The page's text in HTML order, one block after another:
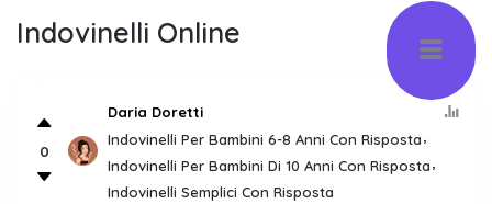
Indovinelli Online
0
Daria Doretti
Indovinelli Per Bambini 6-8 Anni Con Risposta
Indovinelli Per Bambini Di 10 Anni Con Risposta
Indovinelli Semplici Con Risposta